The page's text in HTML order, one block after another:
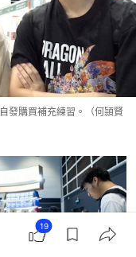
發購買補充練習。（何頴賢
19